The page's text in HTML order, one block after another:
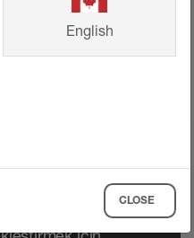
çözümleri hem
English
CLOSE